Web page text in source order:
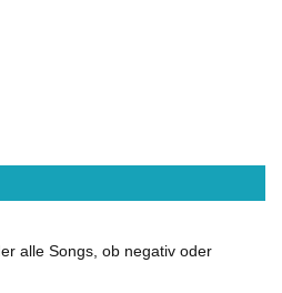
alle Songs, ob negativ oder